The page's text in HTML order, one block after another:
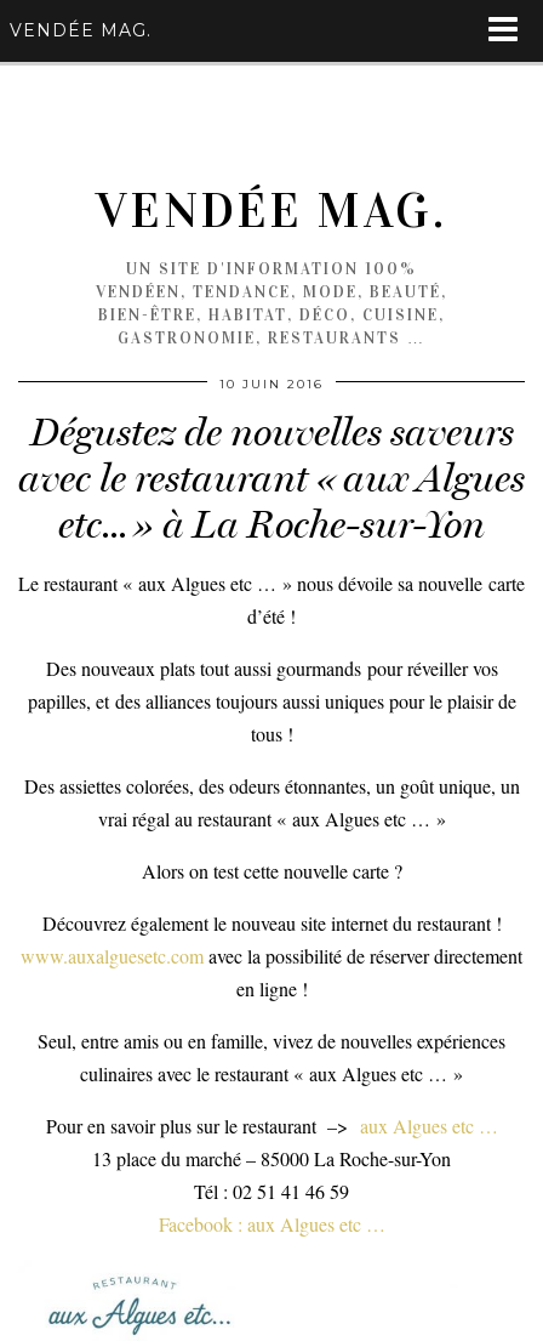
VENDÉE MAG.
VENDÉE MAG.
UN SITE D'INFORMATION 100%
VENDÉEN, TENDANCE, MODE, BEAUTÉ,
BIEN-ÊTRE, HABITAT, DÉCO, CUISINE,
GASTRONOMIE, RESTAURANTS …
10 JUIN 2016
Dégustez de nouvelles saveurs
avec le restaurant « aux Algues
etc… » à La Roche-sur-Yon
Le restaurant « aux Algues etc … » nous dévoile sa nouvelle carte
d’été !
Des nouveaux plats tout aussi gourmands pour réveiller vos
papilles, et des alliances toujours aussi uniques pour le plaisir de
tous !
Des assiettes colorées, des odeurs étonnantes, un goût unique, un
vrai régal au restaurant « aux Algues etc … »
Alors on test cette nouvelle carte ?
Découvrez également le nouveau site internet du restaurant !
www.auxalguesetc.comavec la possibilité de réserver directement
en ligne !
Seul, entre amis ou en famille, vivez de nouvelles expériences
culinaires avec le restaurant « aux Algues etc … »
Pour en savoir plus sur le restaurant –> aux Algues etc …
13 place du marché – 85000 La Roche-sur-Yon
Tél : 02 51 41 46 59
Facebook : aux Algues etc …